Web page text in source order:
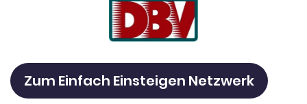
Zum Einfach Einsteigen Netzwerk